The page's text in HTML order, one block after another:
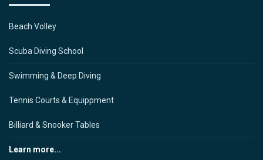
Beach Volley
Scuba Diving School
Swimming & Deep Diving
Tennis Courts & Equippment
Billiard & Snooker Tables
Learn more...